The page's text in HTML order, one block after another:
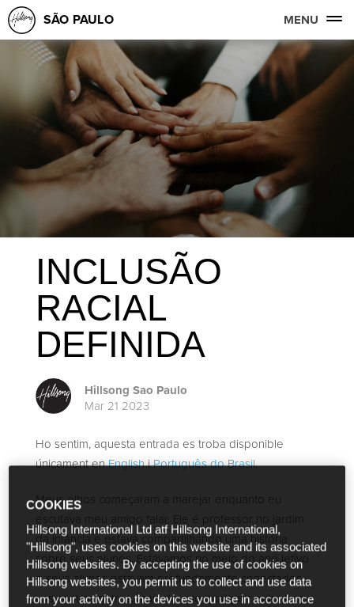
SÃO PAULO MENU
INCLUSÃO
RACIAL
DEFINIDA
Hillsong Sao Paulo
Mar 21 2023
Ho sentim, aquesta entrada es troba disponible
únicament enEnglishiPortuguês do Brasil.
Meus olhos começaram a marejar enquanto eu
escutava meu amigo falar. Ele é professor no jardim
da infância e estava compartilhando uma história
sobre seus alunos. Estávamos no meio do ano letivo
e seus alunos estavam profundamente conectados
uns com os outros, mais do que qualquer outra turma
COOKIES
Hillsong International Ltd atf Hillsong International,
"Hillsong", uses cookies on this website and its associated
Hillsong websites. By accepting the use of cookies on
Hillsong websites, you permit us to collect and use data
from your activity on the devices you use in accordance